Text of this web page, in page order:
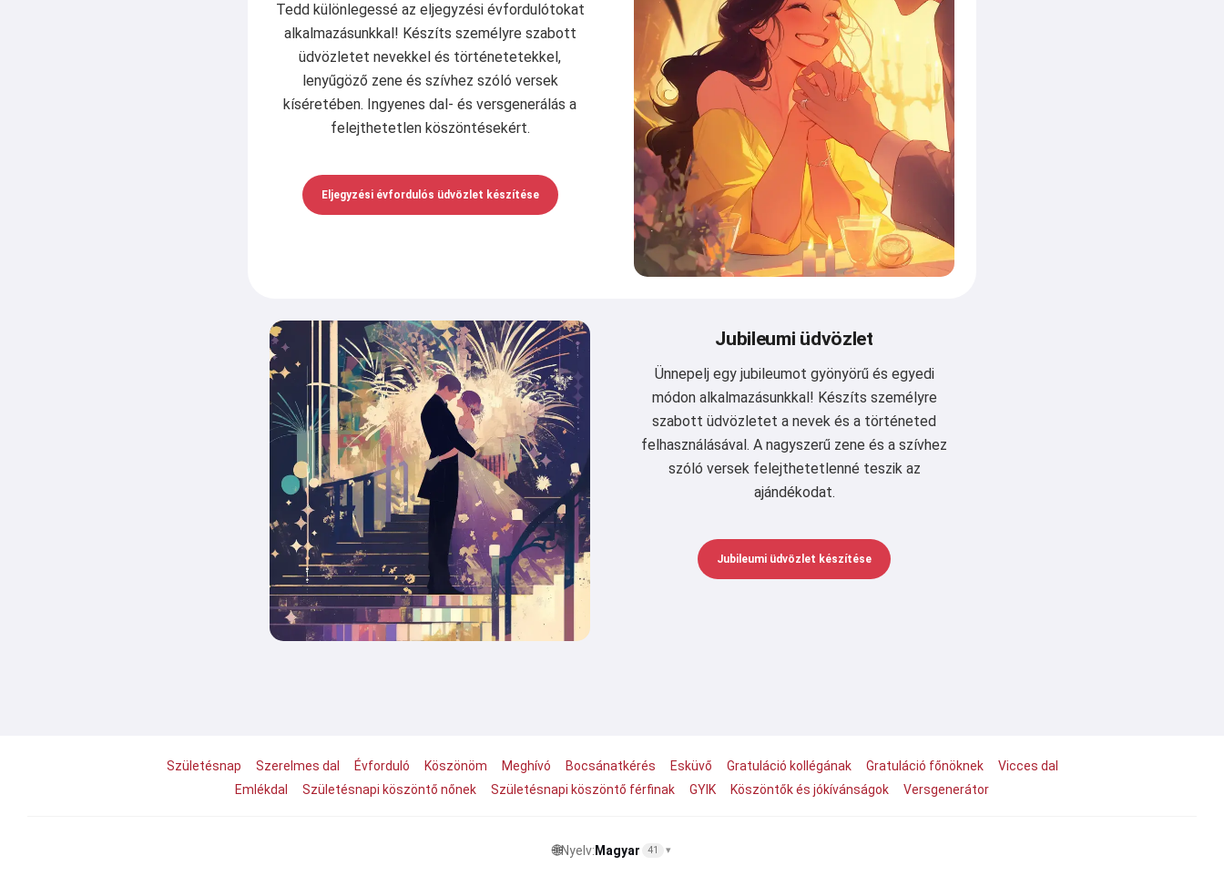
Tedd különlegessé az eljegyzési évfordulótokat
alkalmazásunkkal! Készíts személyre szabott
üdvözletet nevekkel és történetetekkel,
lenyűgöző zene és szívhez szóló versek
kíséretében. Ingyenes dal- és versgenerálás a
felejthetetlen köszöntésekért.
Eljegyzési évfordulós üdvözlet készítése
Jubileumi üdvözlet
Ünnepelj egy jubileumot gyönyörű és egyedi
módon alkalmazásunkkal! Készíts személyre
szabott üdvözletet a nevek és a történeted
felhasználásával. A nagyszerű zene és a szívhez
szóló versek felejthetetlenné teszik az
ajándékodat.
Jubileumi üdvözlet készítése
Születésnap Szerelmes dal Évforduló Köszönöm Meghívó Bocsánatkérés Esküvő Gratuláció kollégának Gratuláció főnöknek
Vicces dal
Emlékdal
Születésnapi köszöntő nőnek Születésnapi köszöntő férfinak GYIK Köszöntők és jókívánságok Versgenerátor
🌐Nyelv: Magyar 41 ▾